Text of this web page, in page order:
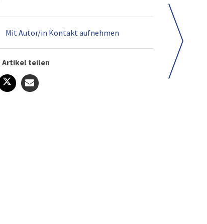
Mit Autor/in Kontakt aufnehmen
Artikel teilen